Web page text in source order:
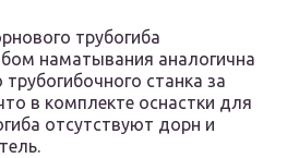
трубогиба
наматывания аналогична
станка за
в комплекте оснастки для
отсутствуют дорн и